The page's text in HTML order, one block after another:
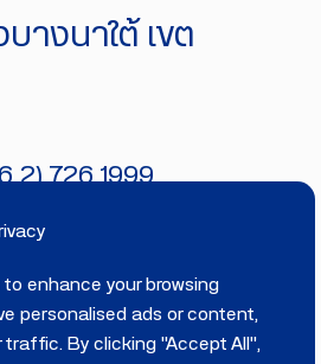
to enhance your browsing
personalised ads or content,
traffic. By clicking "Accept All",
างนาใต้ เขต
2) 726 1999